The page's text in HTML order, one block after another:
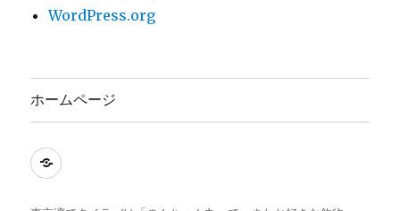
WordPress.org
ホームページ
ホ